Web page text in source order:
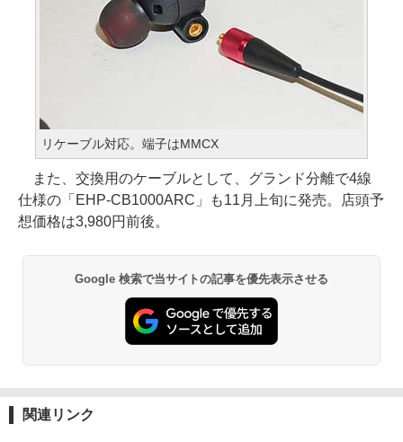
リケーブル対応。端子はMMCX
また、交換用のケーブルとして、グランド分離で4線
仕様の「EHP-CB1000ARC」も11月上旬に発売。店頭予
想価格は3,980円前後。
Google 検索で当サイトの記事を優先表示させる
関連リンク